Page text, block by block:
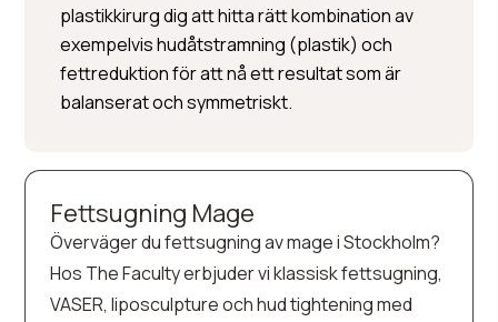
plastikkirurg dig att hitta rätt kombination av
exempelvis hudåtstramning (plastik) och
fettreduktion för att nå ett resultat som är
balanserat och symmetriskt.
Fettsugning Mage
Överväger du fettsugning av mage i Stockholm?
Hos The Faculty erbjuder vi klassisk fettsugning,
VASER, liposculpture och hud tightening med